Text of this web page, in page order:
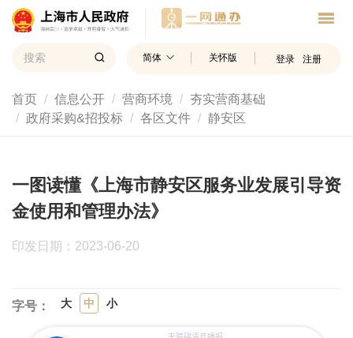
简体 关怀版 登录 注册
首页 信息公开 营商环境
夯实营商基础
政府采购&招投标
各区文件 静安区
一图读懂《上海市静安区服务业发展引导资
金使用和管理办法》
印发日期：2023-06-20
字号： 大 中 小